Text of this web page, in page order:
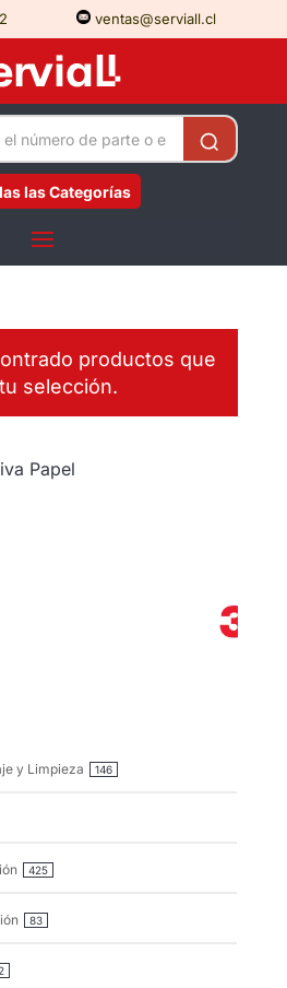
ventas@serviall.cl
las Categorías
productos que
selección.
Papel
y Limpieza 146
425
83